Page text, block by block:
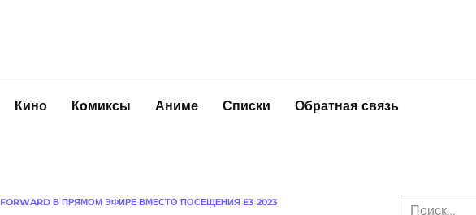
Кино Комиксы Аниме Списки Обратная связь
В ПРЯМОМ ЭФИРЕ ВМЕСТО ПОСЕЩЕНИЯ E3 2023
Search